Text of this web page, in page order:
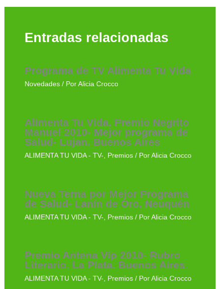
Entradas relacionadas
Programa de TV Alimenta Tu Vida
Novedades/ Por Alicia Crocco
Alimenta Tu Vida. Premio Negrito
Manuel 2010- Mejor programa de
Salud- Lujan. Buenos Aires
ALIMENTA TU VIDA - TV- Premios/ Por Alicia Crocco
Nueva Terna por Mejor Programa
de Salud- Lanín de Oro, Neuquén
ALIMENTA TU VIDA - TV- Premios/ Por Alicia Crocco
Premio Antena Vip 2010- Rubro
Literario. La Plata. Buenos Aires.
ALIMENTA TU VIDA - TV-, Premios/ Por Alicia Crocco